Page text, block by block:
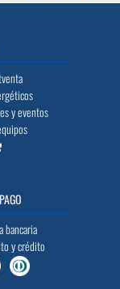
y eventos
bancaria
y crédito